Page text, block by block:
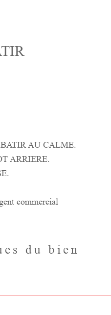
AU CALME.
ARRIERE.
commercial
du bien